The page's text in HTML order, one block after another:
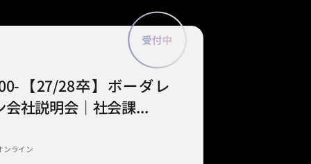
【27/28卒】ボーダレ
会社説明会｜社会課...
ンライン